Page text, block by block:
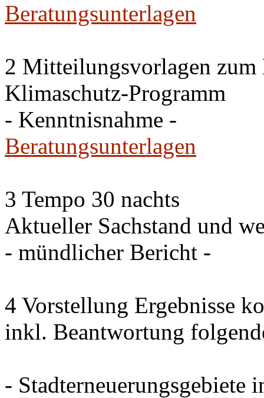
Beratungsunterlagen
2 Mitteilungsvorlagen zum
Klimaschutz-Programm
- Kenntnisnahme -
Beratungsunterlagen
3 Tempo 30 nachts
Aktueller Sachstand und
- mündlicher Bericht -
4 Vorstellung Ergebnisse
inkl. Beantwortung
- Stadterneuerungsgebiete